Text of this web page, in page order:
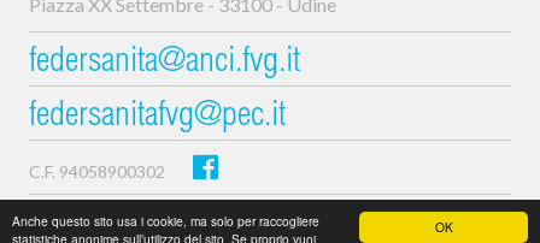
OK
Anche questo sito usa i cookie, ma solo per raccogliere
statistiche anonime sull’utilizzo del sito. Se proprio vuoi
federsanita@anci.fvg.it
federsanitafvg@pec.it
C.F. 94058900302
Privacy e cookie policy